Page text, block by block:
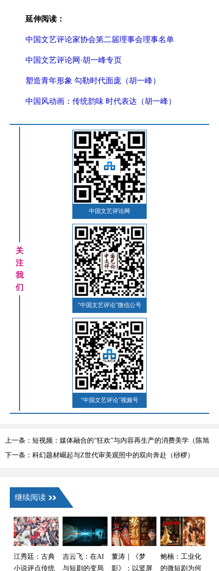
延伸阅读：
中国文艺评论家协会第二届理事会理事名单
中国文艺评论网·胡一峰专页
塑造青年形象 勾勒时代面庞（胡一峰）
中国风动画：传统韵味 时代表达（胡一峰）
关
注
我
们
中国文艺评论网
“中国文艺评论”微信公号
“中国文艺评论”视频号
上一条：短视频：媒体融合的“狂欢”与内容再生产的消费美学（陈旭
光）
下一条：科幻题材崛起与Z世代审美观照中的双向奔赴（桫椤）
继续阅读
江秀廷：古典
小说评点传统
吉云飞：在AI
与短剧的变局
董涛｜《梦
影》：以竖屏
鲍楠：工业化
的微短剧为何